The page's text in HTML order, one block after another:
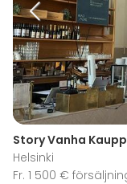
Story Vanha
Helsinki
Fr. 1 500 €